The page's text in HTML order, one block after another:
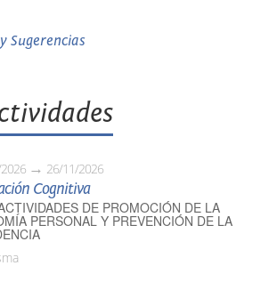
Sugerencias
26/11/2026
Cognitiva
DE PROMOCIÓN DE LA
PERSONAL Y PREVENCIÓN DE LA